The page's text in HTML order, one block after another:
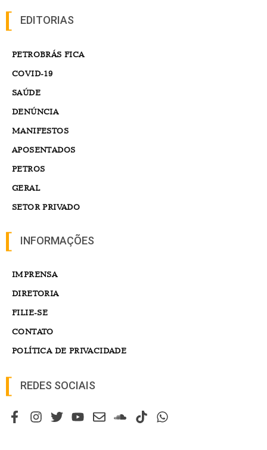
EDITORIAS
PETROBRÁS FICA
COVID-19
SAÚDE
DENÚNCIA
MANIFESTOS
APOSENTADOS
PETROS
GERAL
SETOR PRIVADO
INFORMAÇÕES
IMPRENSA
DIRETORIA
FILIE-SE
CONTATO
POLÍTICA DE PRIVACIDADE
REDES SOCIAIS